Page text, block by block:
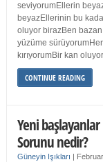
seviyorumEllerin
beyazEllerinin bu
oluyor birazBen
yüzüme
kırıyorumBir kan
CONTINUE READING
Yeni
Sorunu nedir?
Güneyin Işıkları |